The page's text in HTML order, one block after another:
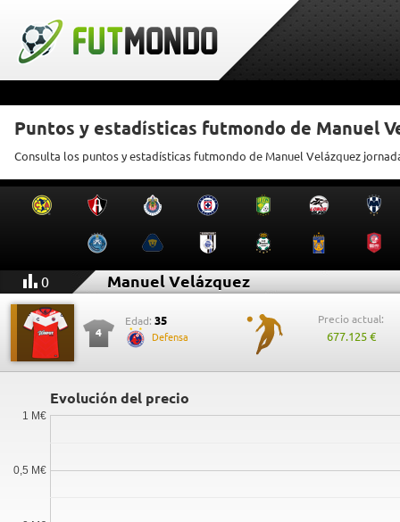
Puntos y estadísticas futmondo de Manuel
Consulta los puntos y estadísticas futmondo de Manuel Velázquez
0 Manuel Velázquez
4
Edad: 35
Defensa
Precio actual:
677.125 €
Evolución del precio
0,5 M€
1 M€